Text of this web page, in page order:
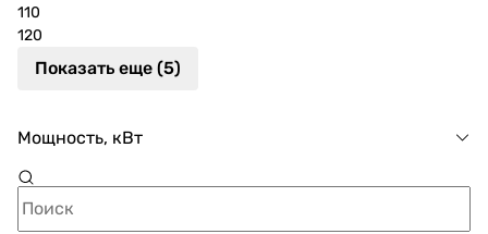
110
120
Показать еще (5)
Мощность, кВт